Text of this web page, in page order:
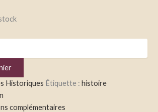
Historiques Étiquette : histoire
complémentaires